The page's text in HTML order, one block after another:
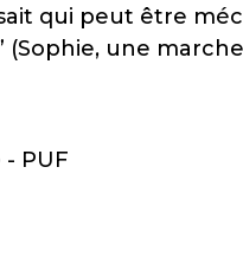
qui peut être
une
PUF